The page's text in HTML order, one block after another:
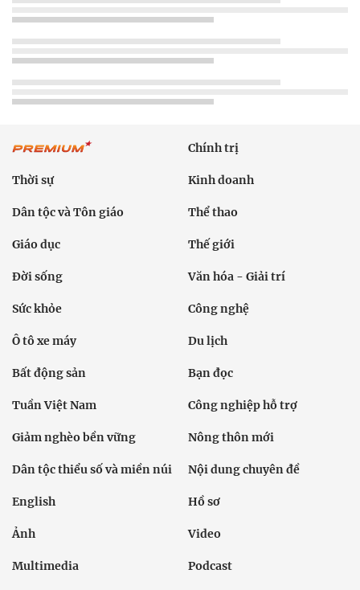
Chính trị
Thời sự Kinh doanh
Dân tộc và Tôn giáo Thể thao
Giáo dục Thế giới
Đời sống Văn hóa - Giải trí
Sức khỏe Công nghệ
Ô tô xe máy Du lịch
Bất động sản Bạn đọc
Tuần Việt Nam Công nghiệp hỗ trợ
Giảm nghèo bền vững Nông thôn mới
Dân tộc thiểu số và miền núi Nội dung chuyên đề
English Hồ sơ
Ảnh Video
Multimedia Podcast